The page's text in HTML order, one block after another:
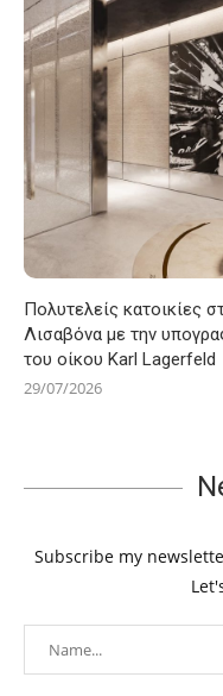
Πολυτελείς κατοικίες
Λισαβόνα με την
του οίκου Karl Lagerfeld
29/07/2026
Subscribe my